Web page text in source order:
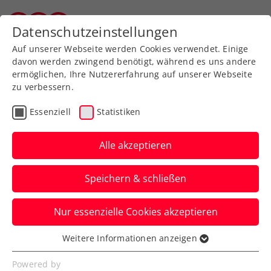
Zurück zur Newsübersicht
Turniere
Australian Open: Ofner
nach Premierensieg auch
im Doppel out
Für Österreichs Nummer eins im Einzel
und Alexandre Müller kommt in
Melbourne in Runde zwei das Aus.
Verfasst von: Manuel Wachta, 20.01.2024
Datenschutzeinstellungen
Auf unserer Webseite werden Cookies verwendet. Einige
davon werden zwingend benötigt, während es uns andere
ermöglichen, Ihre Nutzererfahrung auf unserer Webseite
zu verbessern.
Essenziell Statistiken
Alle akzeptieren
Speichern & schließen
Nur essenzielle Cookies akzeptieren
Essenziell
Essenzielle Cookies werden für grundlegende
Weitere Informationen anzeigen
Powered by